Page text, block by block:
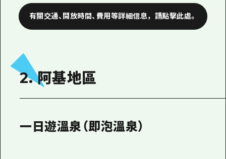
有關交通、開放時間、費用等詳細信息，請點擊此處。
2. 阿基地區
一日遊溫泉（即泡溫泉）